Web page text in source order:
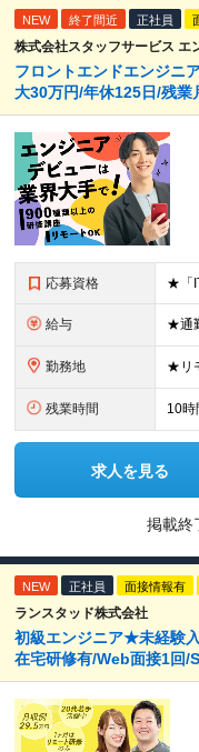
NEW 終了間近 正社員
株式会社スタッフサービス エ
フロントエンドエンジニ
大30万円/年休125日/残業
応募資格
給与
勤務地
残業時間 10時
求人を見る
掲載終
NEW 正社員 面接情報有
ランスタッド株式会社
初級エンジニア★未経験
在宅研修有/Web面接1回/